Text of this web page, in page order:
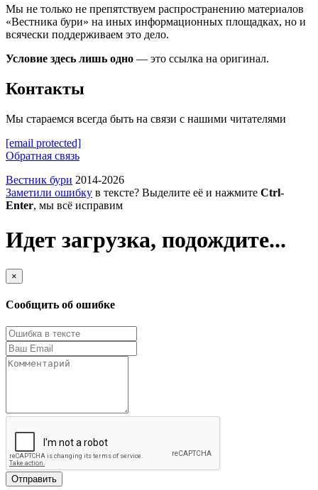
Мы не только не препятствуем распространению материалов
«Вестника бури» на иных информационных площадках, но и
всячески поддерживаем это дело.
Условие здесь лишь одно — это ссылка на оригинал.
Контакты
Мы стараемся всегда быть на связи с нашими читателями
[email protected]
Обратная связь
Вестник бури 2014-2026
Заметили ошибку в тексте? Выделите её и нажмите Ctrl-
Enter, мы всё исправим
Идет загрузка, подождите...
×
Сообщить об ошибке
Отправить